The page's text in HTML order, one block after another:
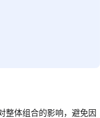
整体组合的影响，避免因